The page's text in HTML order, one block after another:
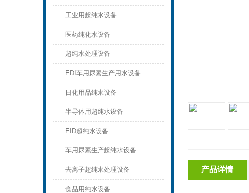
产品详情
工业用超纯水设备
医药纯化水设备
超纯水处理设备
EDI车用尿素生产用水设备
日化用品纯水设备
半导体用超纯水设备
EID超纯水设备
车用尿素生产超纯水设备
去离子超纯水处理设备
食品用纯水设备